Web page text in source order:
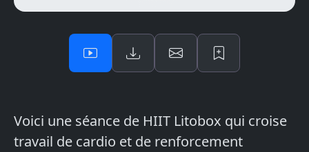
Voici une séance de HIIT Litobox qui croise
travail de cardio et de renforcement